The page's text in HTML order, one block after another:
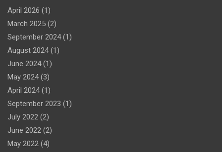
April 2026 (1)
March 2025 (2)
September 2024(1)
August 2024(1)
June 2024(1)
May 2024(3)
April 2024(1)
September 2023 (1)
July 2022 (2)
June 2022 (2)
May 2022 (4)